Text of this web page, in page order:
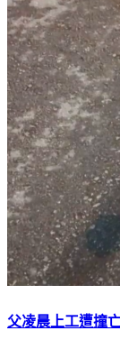
父凌晨上工遭撞